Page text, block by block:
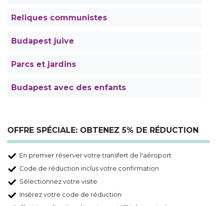
Reliques communistes
Budapest juive
Parcs et jardins
Budapest avec des enfants
OFFRE SPÉCIALE: OBTENEZ 5% DE RÉDUCTION
En premier réserver votre transfert de l'aéroport
Code de réduction inclus votre confirmation
Sélectionnez votre visite
Insérez votre code de réduction